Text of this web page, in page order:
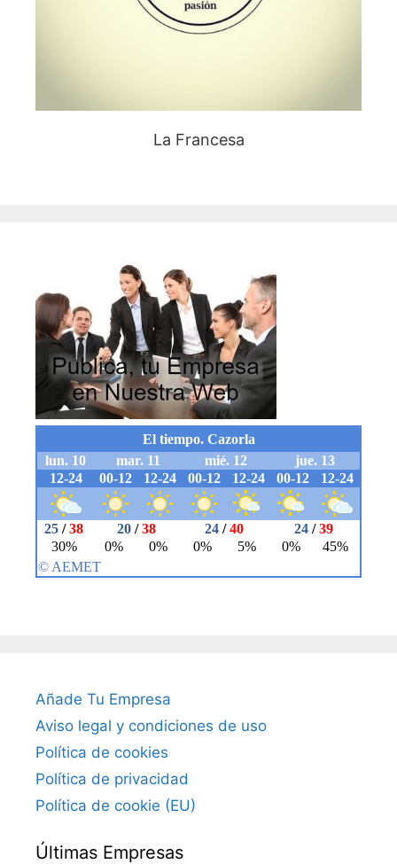
La Francesa
Añade Tu Empresa
Aviso legal y condiciones de uso
Política de cookies
Política de privacidad
Política de cookie (EU)
Últimas Empresas